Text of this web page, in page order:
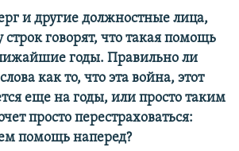
и другие должностные лица,
говорят, что такая помощь
годы. Правильно ли
как то, что эта война, этот
еще на годы, или просто таким
просто перестраховаться:
помощь наперед?